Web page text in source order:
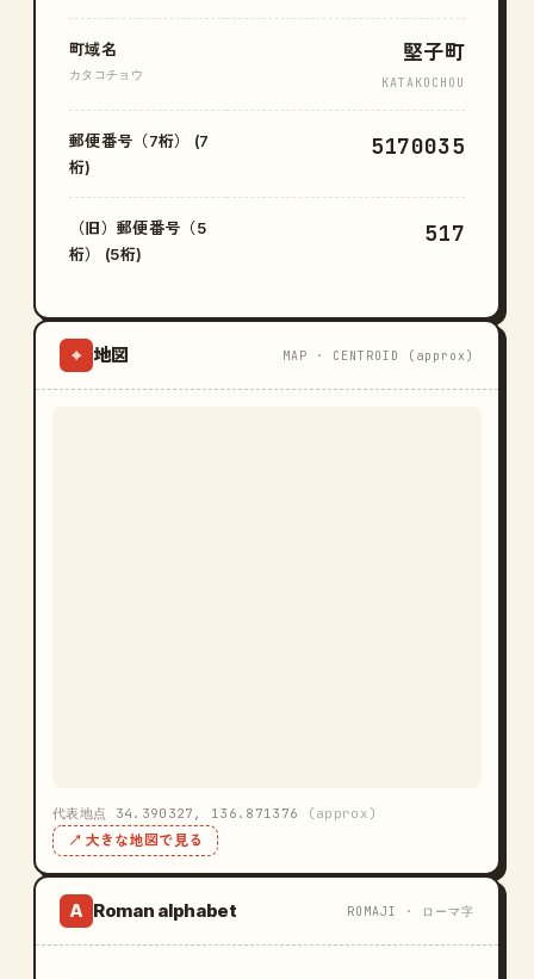
町域名
カタコチョウ
堅子町
KATAKOCHOU
郵便番号（7桁） (7
桁)
5170035
（旧）郵便番号（5
桁） (5桁)
517
⌖ 地図 MAP · CENTROID (approx)
代表地点 34.390327, 136.871376 (approx)
↗ 大きな地図で見る
A Roman alphabet ROMAJI · ローマ字